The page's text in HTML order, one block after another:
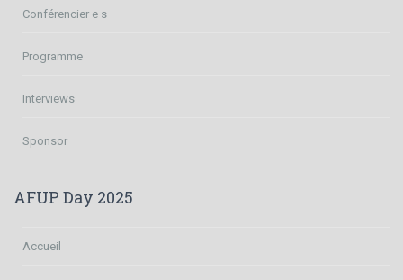
Conférencier·e·s
Programme
Interviews
Sponsor
AFUP Day 2025
Accueil